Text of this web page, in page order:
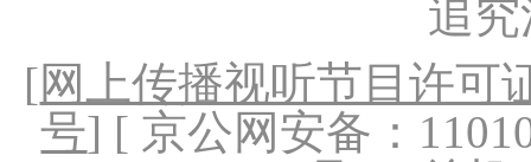
追
[网上传播视听节目许可
号] [ 京公网安备：